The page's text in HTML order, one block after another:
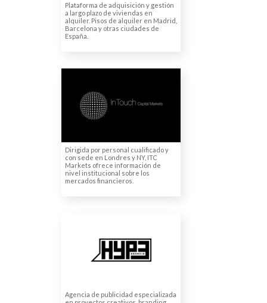
Plataforma de adquisición y gestión
a largo plazo de viviendas en
alquiler. Pisos de alquiler en Madrid,
Barcelona y otras ciudades de
España.
Dirigida por personal cualificado y
con sede en Londres y NY, ITC
Markets ofrece información de
nivel institucional sobre los
mercados financieros.
Traducciones juradas
Agencia de publicidad especializada
Traducciones publicitarias